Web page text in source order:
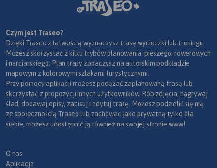
Czym jest Traseo?
Dzięki Traseo z łatwością wyznaczysz trasę wycieczki lub treningu.
Możesz skorzystać z kilku trybów planowania: pieszego, rowerowych
i narciarskiego. Plan trasy zobaczysz na autorskim podkładzie
mapowym z kolorowymi szlakami turystycznymi.
Przy pomocy aplikacji możesz podążać zaplanowaną trasą lub
skorzystać z propozycji innych użytkowników. Rób zdjęcia, nagrywaj
ślad, dodawaj opisy, zapisuj i edytuj trasę. Możesz podzielić się nią
ze społecznością Traseo lub zachować jako prywatną tylko dla
siebie, możesz udostępnić ją również na swojej stronie www!
O nas
Aplikacje